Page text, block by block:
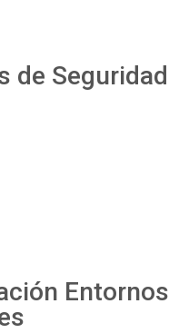
de Seguridad
Entornos